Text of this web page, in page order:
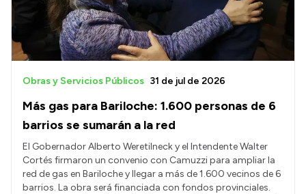
Más gas para Bariloche: 1.600 personas de 6
barrios se sumarán a la red
Obras y Servicios Públicos 31 de jul de 2026
El Gobernador Alberto Weretilneck y el Intendente Walter
Cortés firmaron un convenio con Camuzzi para ampliar la
red de gas en Bariloche y llegar a más de 1.600 vecinos de 6
barrios. La obra será financiada con fondos provinciales.